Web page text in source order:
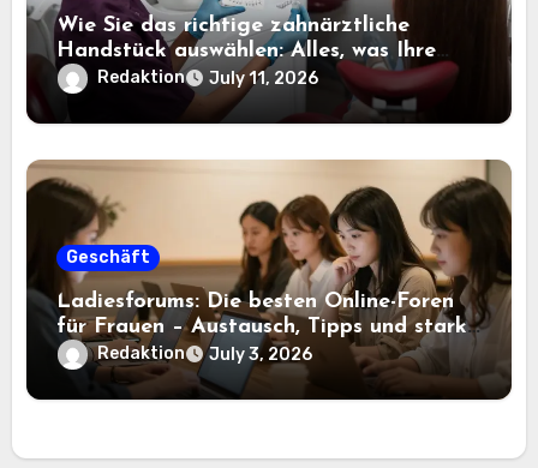
Wie Sie das richtige zahnärztliche
Handstück auswählen: Alles, was Ihre
Praxis wissen muss
Redaktion July 11, 2026
Geschäft
Ladiesforums: Die besten Online-Foren
für Frauen – Austausch, Tipps und starke
Communitys
Redaktion July 3, 2026